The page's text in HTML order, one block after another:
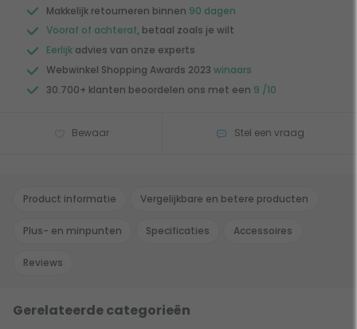
Makkelijk retourneren binnen 90 dagen
Vooraf of achteraf, betaal zoals je wilt
Eerlijk advies van onze experts
Webwinkel Shopping Awards 2023 winaars
30.700+ klanten beoordelen ons met een 9 /10
Bewaar Stel een vraag
Product informatie Vergelijkbare en betere producten
Plus- en minpunten Specificaties Accessoires
Reviews
Gerelateerde categorieën